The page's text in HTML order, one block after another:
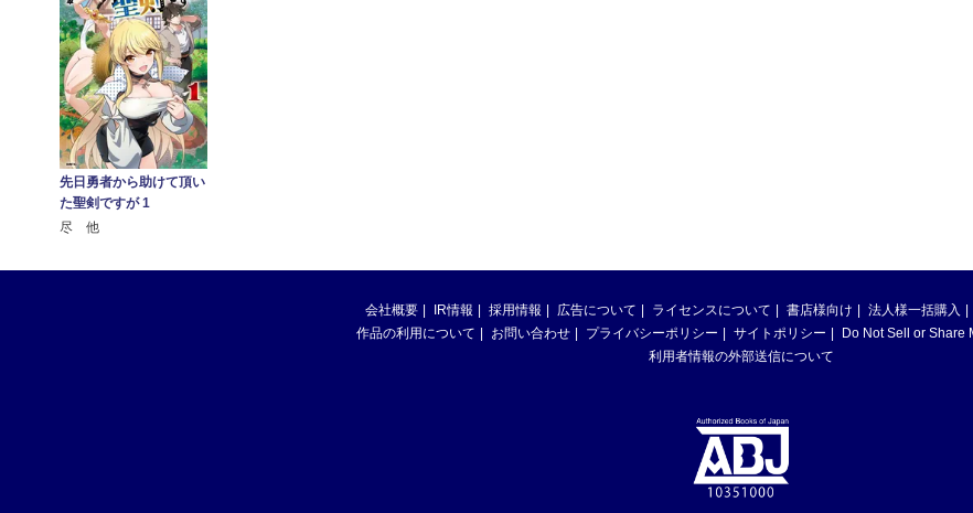
先日勇者から助けて頂い
た聖剣ですが 1
尽 他
会社概要 IR情報 採用情報 広告について ライセンスについて 書店様向け 法人様一括購入
作品の利用について
お問い合わせ プライバシーポリシー サイトポリシー
Do Not Sell or Share
利用者情報の外部送信について